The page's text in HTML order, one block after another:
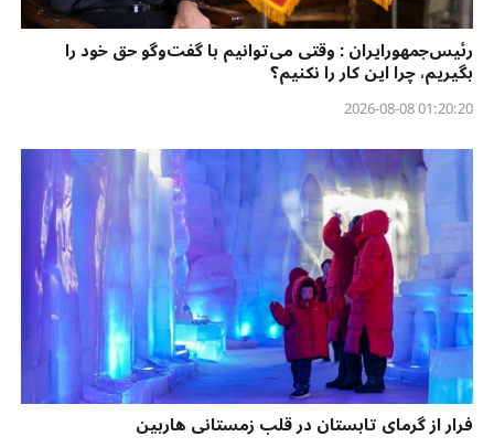
رئیس‌جمهورایران : وقتی می‌توانیم با گفت‌وگو حق خود را
بگیریم، چرا این کار را نکنیم؟
01:20:20 2026-08-08
فرار از گرمای تابستان در قلب زمستانی هاربین